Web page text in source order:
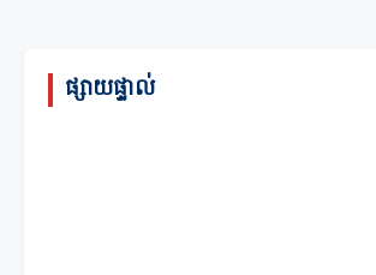
ផ្សាយផ្ទាល់